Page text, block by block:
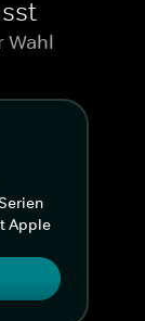
Wahl
Apple